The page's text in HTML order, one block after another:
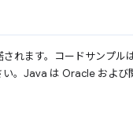
されます。コードサンプル
い。Java は Oracle および